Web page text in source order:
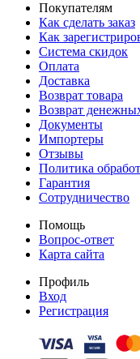
Покупателям
Как сделать заказ
Как
Система скидок
Оплата
Доставка
Возврат товара
Возврат
Документы
Импортеры
Отзывы
Политика
Гарантия
Сотрудничество
Помощь
Вопрос-ответ
Карта сайта
Профиль
Вход
Регистрация